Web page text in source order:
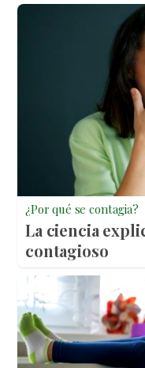
¿Por qué se contagia?
La ciencia
contagioso